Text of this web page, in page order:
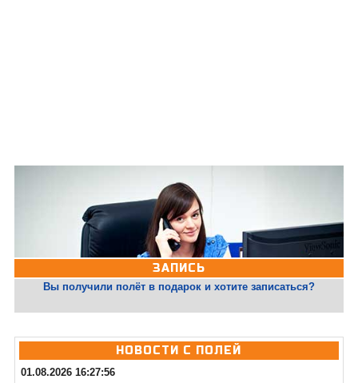
ЗАПИСЬ
Вы получили полёт в подарок и хотите записаться?
НОВОСТИ С ПОЛЕЙ
01.08.2026 16:27:56